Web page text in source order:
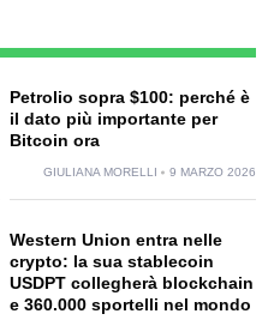
Petrolio sopra $100: perché è
il dato più importante per
Bitcoin ora
GIULIANA MORELLI 9 MARZO 2026
Western Union entra nelle
crypto: la sua stablecoin
USDPT collegherà blockchain
e 360.000 sportelli nel mondo